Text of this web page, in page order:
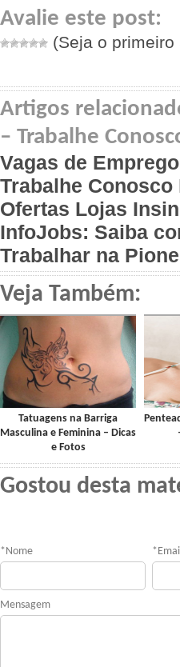
Avalie este post:
(Seja o primeiro
Artigos
– Trabalhe
Vagas de
Trabalhe
Ofertas Lojas
InfoJobs: Saiba
Trabalhar na
Veja Também:
Tatuagens na Barriga
Masculina e Feminina – Dicas
e Fotos
Gostou desta
* Nome *
Mensagem